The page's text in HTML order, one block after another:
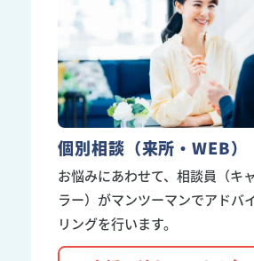
個別相談（来所・WEB）
お悩みにあわせて、相談員（キ
ラー）がマンツーマンでアドバ
リングを行います。